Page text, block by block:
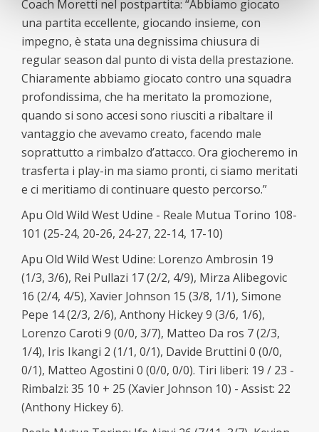
Coach Moretti nel postpartita: “Abbiamo giocato
una partita eccellente, giocando insieme, con
impegno, è stata una degnissima chiusura di
regular season dal punto di vista della prestazione.
Chiaramente abbiamo giocato contro una squadra
profondissima, che ha meritato la promozione,
quando si sono accesi sono riusciti a ribaltare il
vantaggio che avevamo creato, facendo male
soprattutto a rimbalzo d’attacco. Ora giocheremo in
trasferta i play-in ma siamo pronti, ci siamo meritati
e ci meritiamo di continuare questo percorso.”
Apu Old Wild West Udine - Reale Mutua Torino 108-
101 (25-24, 20-26, 24-27, 22-14, 17-10)
Apu Old Wild West Udine: Lorenzo Ambrosin 19
(1/3, 3/6), Rei Pullazi 17 (2/2, 4/9), Mirza Alibegovic
16 (2/4, 4/5), Xavier Johnson 15 (3/8, 1/1), Simone
Pepe 14 (2/3, 2/6), Anthony Hickey 9 (3/6, 1/6),
Lorenzo Caroti 9 (0/0, 3/7), Matteo Da ros 7 (2/3,
1/4), Iris Ikangi 2 (1/1, 0/1), Davide Bruttini 0 (0/0,
0/1), Matteo Agostini 0 (0/0, 0/0). Tiri liberi: 19 / 23 -
Rimbalzi: 35 10 + 25 (Xavier Johnson 10) - Assist: 22
(Anthony Hickey 6).